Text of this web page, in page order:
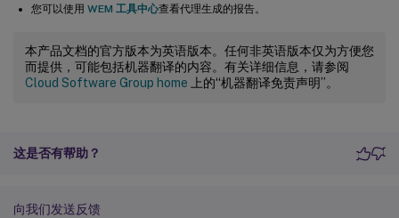
您可以使用 WEM 工具中心查看代理生成的报告。
本产品文档的官方版本为英语版本。任何非英语版本仅为方便您
而提供，可能包括机器翻译的内容。有关详细信息，请参阅
Cloud Software Group home 上的“机器翻译免责声明”。
这是否有帮助？
向我们发送反馈